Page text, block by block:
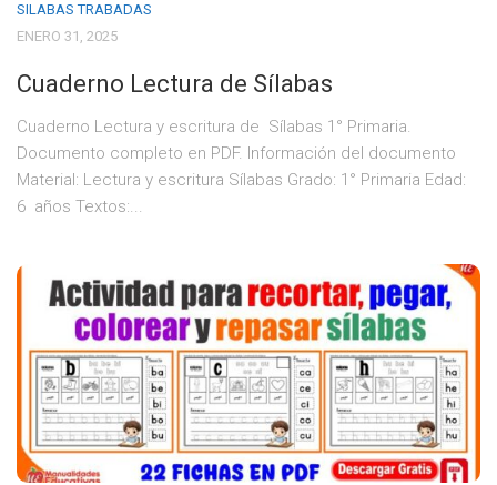
SILABAS TRABADAS
ENERO 31, 2025
Cuaderno Lectura de Sílabas
Cuaderno Lectura y escritura de Sílabas 1° Primaria.
Documento completo en PDF. Información del documento
Material: Lectura y escritura Sílabas Grado: 1° Primaria Edad:
6 años Textos:...